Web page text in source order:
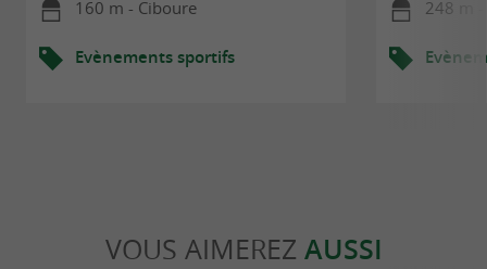
160 m - Ciboure
Evènements sportifs
248 m
VOUS AIMEREZ AUSSI